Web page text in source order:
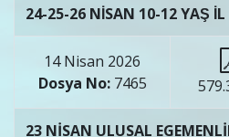
24-25-26 NİSAN 10-12 YAŞ İL
14 Nisan 2026
Dosya No:7465
23 NİSAN ULUSAL